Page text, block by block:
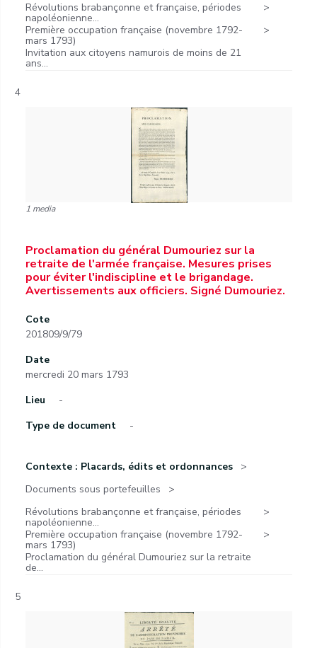
Révolutions brabançonne et française, périodes
napoléonienne...
Première occupation française (novembre 1792-
mars 1793)
Invitation aux citoyens namurois de moins de 21
ans...
4
1 media
Proclamation du général Dumouriez sur la
retraite de l'armée française. Mesures prises
pour éviter l'indiscipline et le brigandage.
Avertissements aux officiers. Signé Dumouriez.
Cote
201809/9/79
Date
mercredi 20 mars 1793
Lieu
-
Type de document
-
Contexte : Placards, édits et ordonnances
Documents sous portefeuilles
Révolutions brabançonne et française, périodes
napoléonienne...
Première occupation française (novembre 1792-
mars 1793)
Proclamation du général Dumouriez sur la retraite
de...
5